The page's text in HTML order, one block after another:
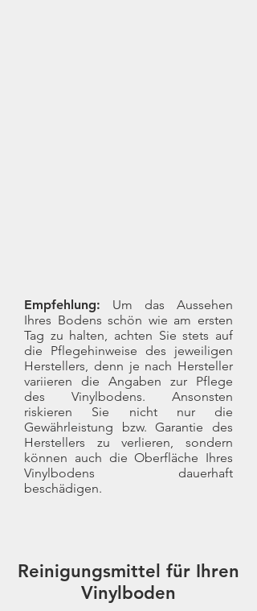
Empfehlung: Um das Aussehen
Ihres Bodens schön wie am ersten
Tag zu halten, achten Sie stets auf
die Pflegehinweise des jeweiligen
Herstellers, denn je nach Hersteller
variieren die Angaben zur Pflege
des Vinylbodens. Ansonsten
riskieren Sie nicht nur die
Gewährleistung bzw. Garantie des
Herstellers zu verlieren, sondern
können auch die Oberfläche Ihres
Vinylbodens dauerhaft
beschädigen.
Reinigungsmittel für Ihren
Vinylboden